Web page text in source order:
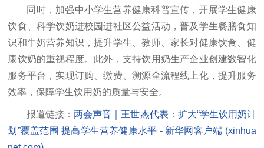
同时，加强中小学生营养健康科普宣传，开展学生健康
饮食、科学饮奶进校园进社区公益活动，普及学生餐膳食知
识和牛奶营养知识，提升学生、教师、家长对健康饮食、健
康饮奶的重视程度。此外，支持饮用奶生产企业创建数智化
服务平台，实现订购、缴费、溯源全流程线上化，提升服务
效率，保障学生饮用奶的质量与安全。
报道链接：两会声音｜王世杰代表：扩大“学生饮用奶计
划”覆盖范围 提高学生营养健康水平 - 新华网客户端 (xinhua